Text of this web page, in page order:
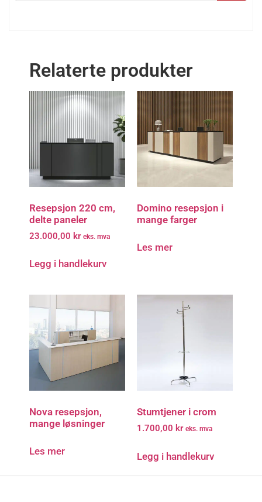
Relaterte produkter
Resepsjon 220 cm,
delte paneler
23.000,00 kr eks. mva
Legg i handlekurv
Domino resepsjon i
mange farger
Les mer
Nova resepsjon,
mange løsninger
Les mer
Stumtjener i crom
1.700,00 kr eks. mva
Legg i handlekurv